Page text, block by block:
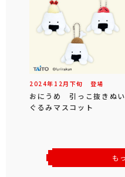
2024年 12 月 下旬 登場
おにうめ 引っこ抜きぬい
ぐるみマスコット
も